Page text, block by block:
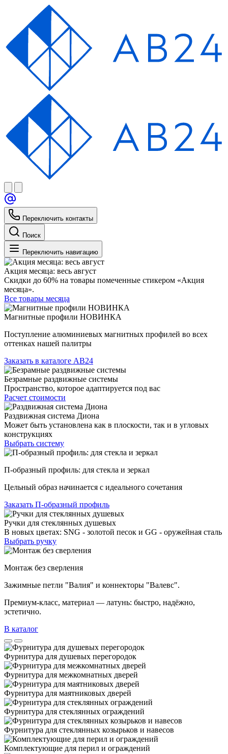
Переключить контакты
Поиск
Переключить навигацию
Акция месяца: весь август
Скидки до 60% на товары помеченные стикером «Акция
месяца».
Все товары месяца
Магнитные профили НОВИНКА
Поступление алюминиевых магнитных профилей во всех
оттенках нашей палитры
Заказать в каталоге АВ24
Безрамные раздвижные системы
Пространство, которое адаптируется под вас
Расчет стоимости
Раздвижная система Диона
Может быть установлена как в плоскости, так и в угловых
конструкциях
Выбрать систему
П-образный профиль: для стекла и зеркал
Цельный образ начинается с идеального сочетания
Заказать П-образный профиль
Ручки для стеклянных душевых
В новых цветах: SNG - золотой песок и GG - оружейная сталь
Выбрать ручку
Монтаж без сверления
Зажимные петли "Валия" и коннекторы "Валевс".
Премиум‑класс, материал — латунь: быстро, надёжно,
эстетично.
В каталог
Фурнитура для душевых перегородок
Фурнитура для межкомнатных дверей
Фурнитура для маятниковых дверей
Фурнитура для стеклянных ограждений
Фурнитура для стеклянных козырьков и навесов
Комплектующие для перил и ограждений